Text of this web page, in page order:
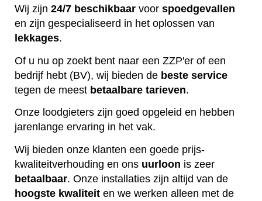
Wij zijn 24/7 beschikbaar voor spoedgevallen
en zijn gespecialiseerd in het oplossen van
lekkages.
Of u nu op zoekt bent naar een ZZP'er of een
bedrijf hebt (BV), wij bieden de beste service
tegen de meest betaalbare tarieven.
Onze loodgieters zijn goed opgeleid en hebben
jarenlange ervaring in het vak.
Wij bieden onze klanten een goede prijs-
kwaliteitverhouding en ons uurloon is zeer
betaalbaar. Onze installaties zijn altijd van de
hoogste kwaliteit en we werken alleen met de